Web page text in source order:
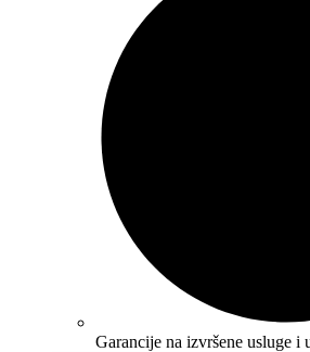
Garancije na izvršene usluge i